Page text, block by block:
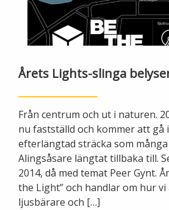
Elmarknaden
Våra avtalsvillkor
Sälj ditt överskott
Ny elanslutning
Tillfällig anslutning/byggskåp
Ändra anslutning
Elmätare och HAN-port
Manuell frånkoppling
Värmepriser och avtalsvillkor
Anslut dig till fjärrvärme
Byggvärme
Fiber
Ladda elbil
Felanmälan
Felanmälan
Driftstörningar
Flyttanmälan
Årets Lights-slinga
Från centrum och ut i naturen.
nu fastställd och kommer att gå
efterlängtad sträcka som
Alingsåsare längtat tillbaka till.
2014, då med temat Peer Gynt.
the Light” och handlar om hur vi
ljusbärare och […]